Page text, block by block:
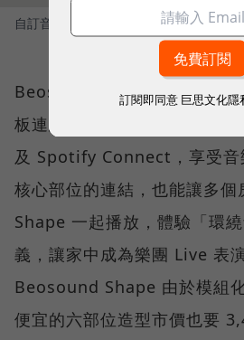
自訂音響造型 圖／ 擷取自 Beosound
Beosound Shape 除了一般
板連結外，也支援
及 Spotify Connect，享受音
核心部位的連結，也能讓多
Shape 一起播放，體驗「環
義，讓家中成為樂團 Live 表
Beosound Shape 由於模組
便宜的六部位造型市價也要
訂閱即同意 巨思文化隱